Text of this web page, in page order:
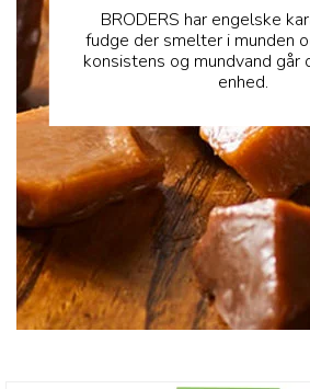
BRODERS har engelske
fudge der smelter i munden
konsistens og mundvand går
enhed.